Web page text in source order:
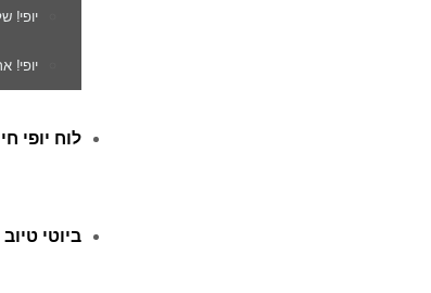
יופי!
יופי!
לוח יופי
ביוטי טיוב